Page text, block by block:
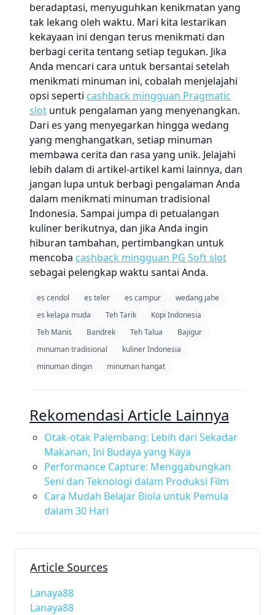
beradaptasi, menyuguhkan kenikmatan yang
tak lekang oleh waktu. Mari kita lestarikan
kekayaan ini dengan terus menikmati dan
berbagi cerita tentang setiap tegukan. Jika
Anda mencari cara untuk bersantai setelah
menikmati minuman ini, cobalah menjelajahi
opsi seperti cashback mingguan Pragmatic
slot untuk pengalaman yang menyenangkan.
Dari es yang menyegarkan hingga wedang
yang menghangatkan, setiap minuman
membawa cerita dan rasa yang unik. Jelajahi
lebih dalam di artikel-artikel kami lainnya, dan
jangan lupa untuk berbagi pengalaman Anda
dalam menikmati minuman tradisional
Indonesia. Sampai jumpa di petualangan
kuliner berikutnya, dan jika Anda ingin
hiburan tambahan, pertimbangkan untuk
mencoba cashback mingguan PG Soft slot
sebagai pelengkap waktu santai Anda.
es cendol es teler es campur
wedang jahe
es kelapa muda
Teh Tarik
Kopi Indonesia
Teh Manis
Bandrek Teh Talua
Bajigur
minuman tradisional
kuliner Indonesia
minuman dingin
minuman hangat
Rekomendasi Article Lainnya
Otak-otak Palembang: Lebih dari Sekadar
Makanan, Ini Budaya yang Kaya
Performance Capture: Menggabungkan
Seni dan Teknologi dalam Produksi Film
Cara Mudah Belajar Biola untuk Pemula
dalam 30 Hari
Article Sources
Lanaya88
Lanaya88